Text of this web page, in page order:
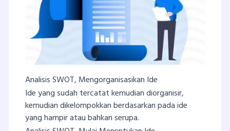
Analisis SWOT, Mengorganisasikan Ide
Ide yang sudah tercatat kemudian diorganisir,
kemudian dikelompokkan berdasarkan pada ide
yang hampir atau bahkan serupa.